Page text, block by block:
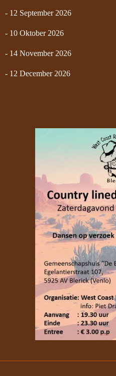
- 12 September 2026
- 10 Oktober 2026
- 14 November 2026
- 12